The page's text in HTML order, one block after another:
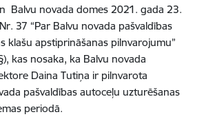
Balvu novada domes 2021. gada 23.
37 “Par Balvu novada pašvaldības
klašu apstiprināšanas pilnvarojumu”
kas nosaka, ka Balvu novada
Daina Tutiņa ir pilnvarota
pašvaldības autoceļu uzturēšanas
periodā.